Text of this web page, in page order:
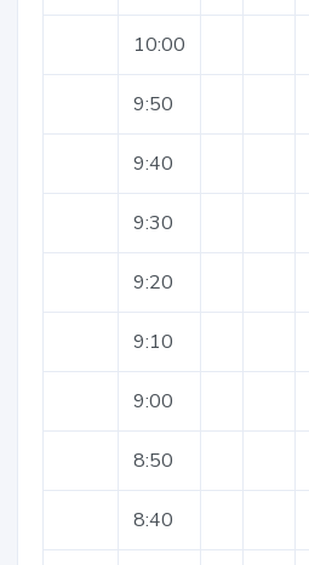
10:00
9:50
9:40
9:30
9:20
9:10
9:00
8:50
8:40